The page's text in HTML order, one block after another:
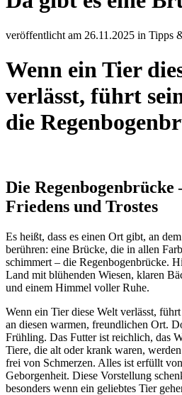
veröffentlicht am 26.11.2025 in Tipps
Wenn ein Tier
verlässt, führt
die
Die Regenbogenbrücke
Friedens und Trostes
Es heißt, dass es einen Ort gibt, an
berühren: eine Brücke, die in allen
schimmert – die Regenbogenbrücke.
Land mit blühenden Wiesen, klaren
und einem Himmel voller Ruhe.
Wenn ein Tier diese Welt verlässt,
an diesen warmen, freundlichen Ort.
Frühling. Das Futter ist reichlich, das
Tiere, die alt oder krank waren,
frei von Schmerzen. Alles ist erfüllt
Geborgenheit. Diese Vorstellung
besonders wenn ein geliebtes Tier